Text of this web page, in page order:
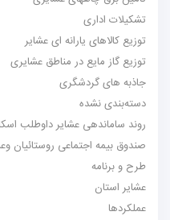
تشکیلات اداری
توزیع کالاهای یارانه ای عشایر
توزیع گاز مایع در مناطق عشایری
جاذبه های گردشگری
دسته‌بندی نشده
روند ساماندهی عشایر داوطلب
صندوق بیمه اجتماعی روستائیان
طرح و برنامه
عشایر استان
عملکردها